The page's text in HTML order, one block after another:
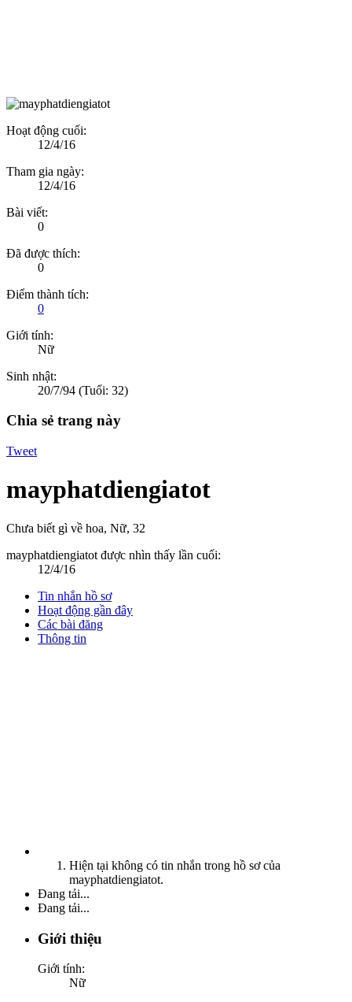
Hoạt động cuối:
12/4/16
Tham gia ngày:
12/4/16
Bài viết:
0
Đã được thích:
0
Điểm thành tích:
0
Giới tính:
Nữ
Sinh nhật:
20/7/94 (Tuổi: 32)
Chia sẻ trang này
Tweet
mayphatdiengiatot
Chưa biết gì về hoa, Nữ, 32
mayphatdiengiatot được nhìn thấy lần cuối:
12/4/16
Tin nhắn hồ sơ
Hoạt động gần đây
Các bài đăng
Thông tin
Hiện tại không có tin nhắn trong hồ sơ của
mayphatdiengiatot.
Đang tải...
Đang tải...
Giới thiệu
Giới tính:
Nữ